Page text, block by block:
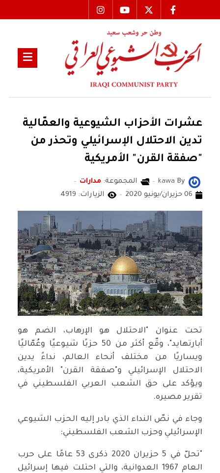
عشرات الأحزاب الشيوعية والعمّالية
تدين الاحتلال الإسرائيلي وتحذر من
"صفقة القرن" الأمريكية
By
kawa المجموعة: مدارات
06 حزيران/يونيو 2020
الزيارات: 4919
تحت عنوان "الاحتلال هو الإرهاب، الضم هو
أبارتهايد"، وقّع أكثر من 50 حزبًا شيوعيًا وعُمّاليًا
ويساريًا من مختلف أنحاء العالم، نداءً يدين
الاحتلال الإسرائيلي و"صفقة القرن" الأمريكية،
ويؤكد على حق الشعب العربي الفلسطيني في
تقرير مصيره.
وجاء في نصّ النداء الذي بادر إليه الحزب الشيوعي
الإسرائيلي وحزب الشعب الفلسطيني:
"تحلّ في 5 حزيران 2020 ذكرى 53 عامًا على حرب
العام 1967 العدوانية، والتي احتلت فيها إسرائيل